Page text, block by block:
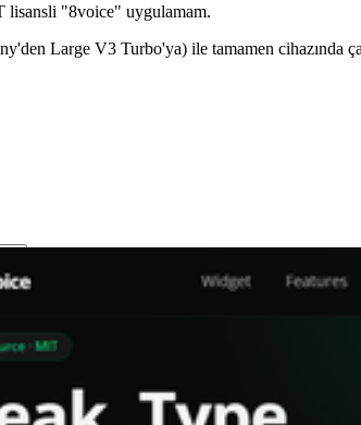
lisansli "8voice" uygulamam.
Large V3 Turbo'ya) ile tamamen